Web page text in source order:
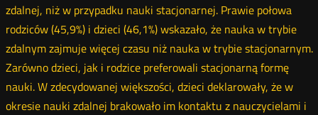
zdalnej, niż w przypadku nauki stacjonarnej. Prawie połowa
rodziców (45,9%) i dzieci (46,1%) wskazało, że nauka w trybie
zdalnym zajmuje więcej czasu niż nauka w trybie stacjonarnym.
Zarówno dzieci, jak i rodzice preferowali stacjonarną formę
nauki. W zdecydowanej większości, dzieci deklarowały, że w
okresie nauki zdalnej brakowało im kontaktu z nauczycielami i